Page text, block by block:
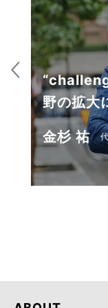
野の拡大
金杉 祐